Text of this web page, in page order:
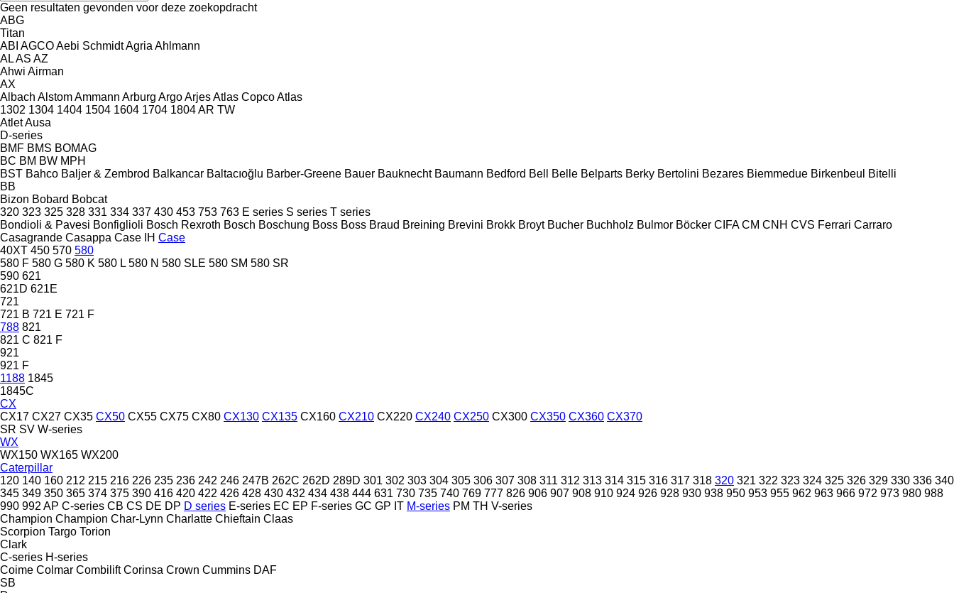
Geen resultaten gevonden voor deze zoekopdracht
ABG
Titan
ABI AGCOAebi SchmidtAgria Ahlmann
ALAS AZ
Ahwi Airman
AX
Albach AlstomAmmann Arburg ArgoArjesAtlas CopcoAtlas
1302 1304 1404 1504 1604 1704 1804AR TW
AtletAusa
D-series
BMF BMS BOMAG
BC BM BW MPH
BST Bahco Baljer & Zembrod Balkancar Baltacıoğlu Barber-Greene Bauer Bauknecht Baumann Bedford Bell Belle Belparts Berky Bertolini Bezares Biemmedue Birkenbeul
Bitelli
BB
Bizon Bobard Bobcat
320 323 325 328 331 334 337 430 453 753 763 E series S series T series
Bondioli & Pavesi Bonfiglioli Bosch Rexroth Bosch Boschung Boss Boss Braud Breining Brevini Brokk Broyt Bucher Buchholz Bulmor Böcker CIFA CM CNH CVS Ferrari Carraro
Casagrande Casappa Case IH Case
40XT 450 570 580
580 F 580 G 580 K 580 L 580 N 580 SLE 580 SM 580 SR
590 621
621D 621E
721
721 B 721 E 721 F
788 821
821 C 821 F
921
921 F
1188 1845
1845C
CX
CX17 CX27 CX35 CX50 CX55 CX75 CX80 CX130 CX135 CX160 CX210 CX220 CX240 CX250 CX300 CX350 CX360 CX370
SR SV W-series
WX
WX150 WX165 WX200
Caterpillar
120 140 160 212 215 216 226 235 236 242 246 247B 262C 262D 289D 301 302 303 304 305 306 307 308 311 312 313 314 315 316 317 318 320 321 322 323 324 325 326 329 330 336 340
345 349 350 365 374 375 390 416 420 422 426 428 430 432 434 438 444 631 730 735 740 769 777 826 906 907 908 910 924 926 928 930 938 950 953 955 962 963 966 972 973 980 988
990 992 AP C-series CB CS DE DP D series E-series EC EP F-series GC GP IT M-series PM TH V-series
Champion Champion Char-Lynn Charlatte Chieftain Claas
Scorpion Targo Torion
Clark
C-series H-series
Coime Colmar Combilift Corinsa Crown Cummins DAF
SB